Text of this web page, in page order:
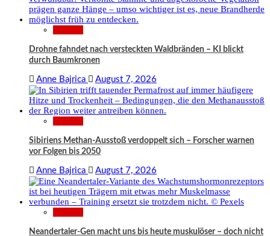
Drohne fahndet nach versteckten Waldbränden – KI blickt
durch Baumkronen
Anne Bajrica August 7, 2026
Sibiriens Methan-Ausstoß verdoppelt sich – Forscher warnen
vor Folgen bis 2050
Anne Bajrica August 7, 2026
Neandertaler-Gen macht uns bis heute muskulöser – doch nicht